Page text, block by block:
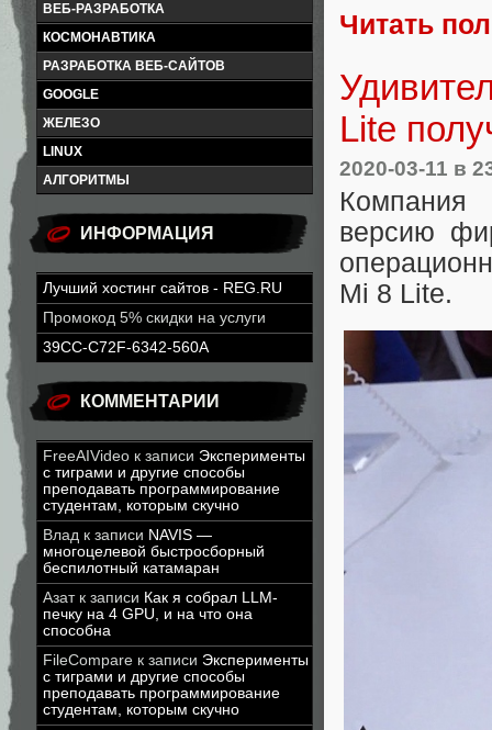
ВЕБ-РАЗРАБОТКА
КОСМОНАВТИКА
РАЗРАБОТКА ВЕБ-САЙТОВ
GOOGLE
ЖЕЛЕЗО
LINUX
АЛГОРИТМЫ
ИНФОРМАЦИЯ
Лучший хостинг сайтов - REG.RU
Промокод 5% скидки на услуги
39CC-C72F-6342-560A
КОММЕНТАРИИ
FreeAIVideo к записи Эксперименты
с тиграми и другие способы
преподавать программирование
студентам, которым скучно
Влад к записи NAVIS —
многоцелевой быстросборный
беспилотный катамаран
Азатк записи Как я собрал LLM-
печку на 4 GPU, и на что она
способна
FileCompare к записи Эксперименты
с тиграми и другие способы
преподавать программирование
студентам, которым скучно
Читать
Lite
2020-03-11 в
Компания
версию
Mi 8 Lite.